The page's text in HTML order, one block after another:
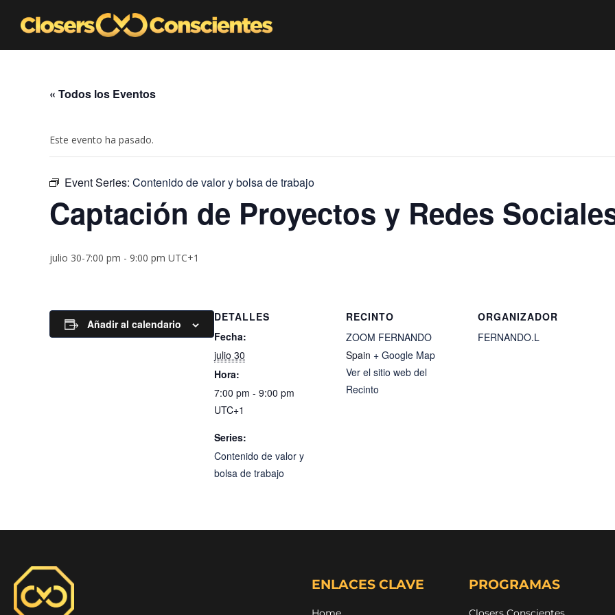
« Todos los Eventos
Este evento ha pasado.
Event Series: Contenido de valor y bolsa de trabajo
Captación de Proyectos y Redes
julio 30-7:00 pm - 9:00 pm UTC+1
Añadir al calendario
DETALLES
Fecha:
julio 30
Hora:
7:00 pm - 9:00 pm
UTC+1
Series:
Contenido de valor y
bolsa de trabajo
RECINTO
ZOOM FERNANDO
Spain + Google Map
Ver el sitio web del
Recinto
ORGANIZADOR
FERNANDO.L
ENLACES CLAVE PROGRAMAS